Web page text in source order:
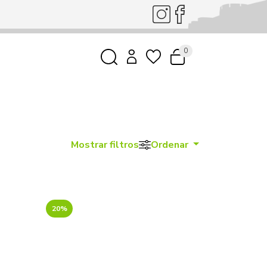
0
Mostrar filtros Ordenar
20%